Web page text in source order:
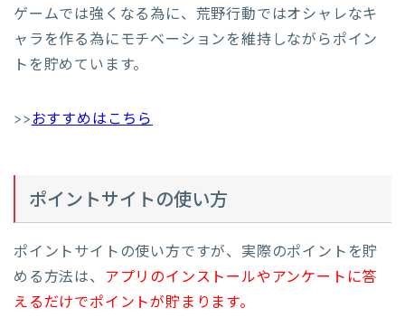
ゲームでは強くなる為に、荒野行動ではオシャレなキ
ャラを作る為にモチベーションを維持しながらポイン
トを貯めています。
>>おすすめはこちら
ポイントサイトの使い方
ポイントサイトの使い方ですが、実際のポイントを貯
める方法は、 アプリのインストールやアンケートに答
えるだけでポイントが貯まります。